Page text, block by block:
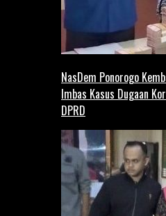
NasDem Ponorogo
Imbas Kasus Dugaan
DPRD